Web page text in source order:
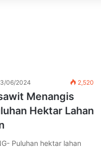
06/2024 2,520
Menangis
Hektar Lahan
Puluhan hektar lahan